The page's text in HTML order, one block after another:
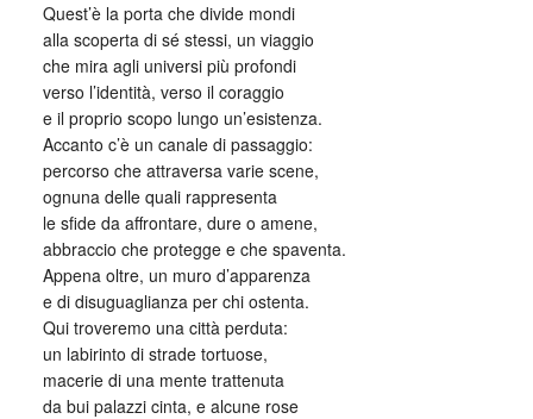
Quest’è la porta che divide mondi
alla scoperta di sé stessi, un viaggio
che mira agli universi più profondi
verso l’identità, verso il coraggio
e il proprio scopo lungo un’esistenza.
Accanto c’è un canale di passaggio:
percorso che attraversa varie scene,
ognuna delle quali rappresenta
le sfide da affrontare, dure o amene,
abbraccio che protegge e che spaventa.
Appena oltre, un muro d’apparenza
e di disuguaglianza per chi ostenta.
Qui troveremo una città perduta:
un labirinto di strade tortuose,
macerie di una mente trattenuta
da bui palazzi cinta, e alcune rose